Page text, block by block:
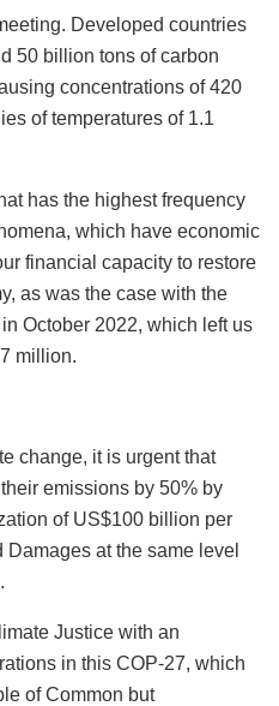
Developed countries
50 billion tons of carbon
concentrations of 420
of temperatures of 1.1
has the highest frequency
which have economic
financial capacity to restore
as was the case with the
October 2022, which left us
million.
change, it is urgent that
emissions by 50% by
of US$100 billion per
at the same level
Justice with an
in this COP-27, which
of Common but